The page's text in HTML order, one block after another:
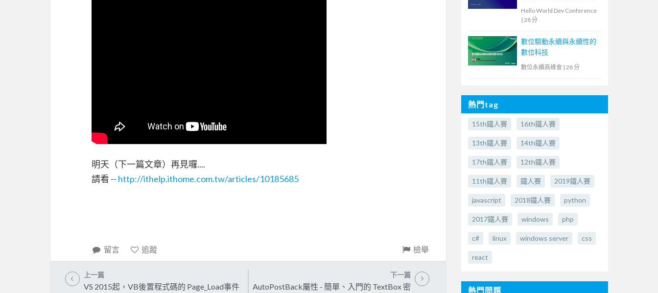
明天（下一篇文章）再見囉....
請看 -- http://ithelp.ithome.com.tw/articles/10185685
留言 追蹤 檢舉
上一篇
VS 2015起，VB後置程式碼的 Page_Load事件
下一篇
AutoPostBack屬性 - 簡單、入門的 TextBox 密
Hello World Dev Conference
| 28 分
數位驅動永續與永續性的
數位科技
數位永續高峰會 | 28 分
熱門tag
15th鐵人賽 16th鐵人賽
13th鐵人賽 14th鐵人賽
17th鐵人賽 12th鐵人賽
11th鐵人賽 鐵人賽 2019鐵人賽
javascript 2018鐵人賽 python
2017鐵人賽 windows php
c# linux windows server css
react
熱門問題